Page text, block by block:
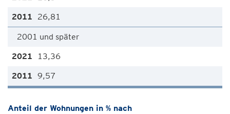
26,81
2001 und später
13,36
9,57
Anteil der Wohnungen in % nach